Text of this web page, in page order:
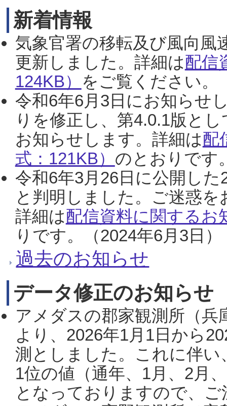
新着情報
気象官署の移転及び風向風
更新しました。詳細は配信
124KB） をご覧ください。
令和6年6月3日にお知らせ
りを修正し、第4.0.1版と
お知らせします。詳細は配
式：121KB） のとおりです
令和6年3月26日に公開し
と判明しました。ご迷惑
詳細は配信資料に関するお
りです。（2024年6月3日）
過去のお知らせ
データ修正のお知らせ
アメダスの郡家観測所（
より、2026年1月1日から
測としました。これに伴い
1位の値（通年、1月、2月
となっておりますので、